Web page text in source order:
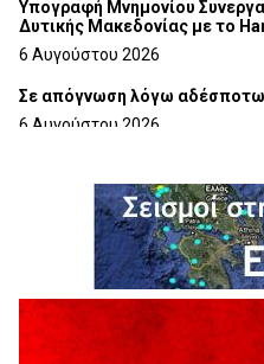
Υπογραφή Μνημονίου
Δυτικής Μακεδονίας με το
6 Αυγούστου 2026
Σε απόγνωση λόγω
6 Αυγούστου 2026
6 Αυγούστου 2026
Ολοκληρώνεται η
6 Αυγούστου 2026
H παραδοχή λαθών είναι (και)
5 Αυγούστου 2026